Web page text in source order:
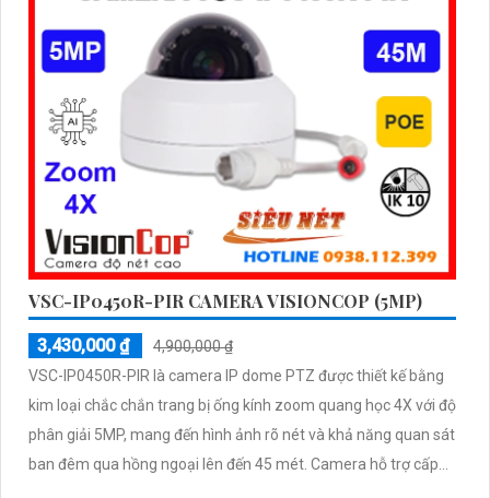
VSC-IP0450R-PIR CAMERA VISIONCOP (5MP)
3,430,000 ₫
4,900,000 ₫
VSC-IP0450R-PIR là camera IP dome PTZ được thiết kế bằng
kim loại chắc chắn trang bị ống kính zoom quang học 4X với độ
phân giải 5MP, mang đến hình ảnh rõ nét và khả năng quan sát
ban đêm qua hồng ngoại lên đến 45 mét. Camera hỗ trợ cấp